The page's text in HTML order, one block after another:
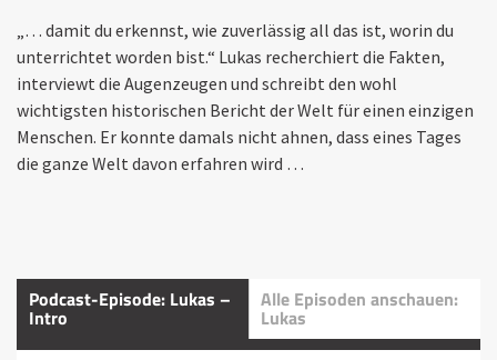
„… damit du erkennst, wie zuverlässig all das ist, worin du
unterrichtet worden bist.“ Lukas recherchiert die Fakten,
interviewt die Augenzeugen und schreibt den wohl
wichtigsten historischen Bericht der Welt für einen einzigen
Menschen. Er konnte damals nicht ahnen, dass eines Tages
die ganze Welt davon erfahren wird …
Podcast-Episode: Lukas –
Intro
Alle Episoden anschauen:
Lukas